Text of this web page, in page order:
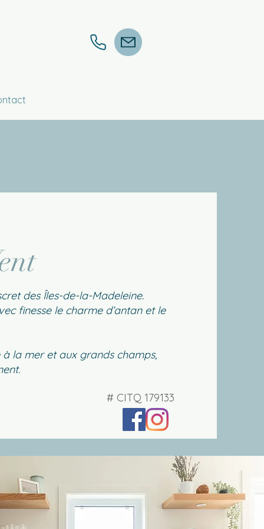
des Îles-de-la-Madeleine.
finesse le charme d’antan et le
à la mer et aux grands champs,
# CITQ 179133